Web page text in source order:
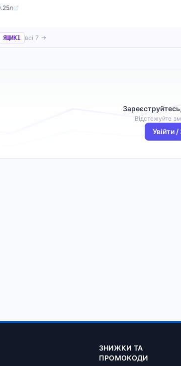
ЯЩИК1 всі 7 →
Відстежуйте
Увійти
ЗНИЖКИ ТА
ПРОМОКОДИ